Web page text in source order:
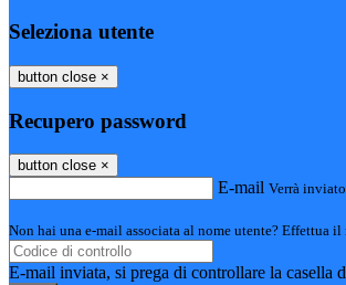
Seleziona utente
button close ×
Recupero password
button close ×
E-mail Verrà
Non hai una e-mail associata al nome utente? Effettua
E-mail inviata, si prega di controllare la casella